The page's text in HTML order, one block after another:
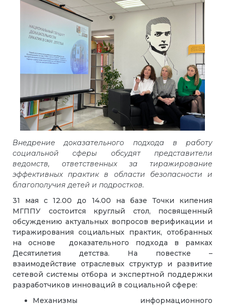
Внедрение доказательного подхода в работу
социальной сферы обсудят представители
ведомств, ответственных за тиражирование
эффективных практик в области безопасности и
благополучия детей и подростков.
31 мая с 12.00 до 14.00 на базе Точки кипения
МГППУ состоится круглый стол, посвященный
обсуждению актуальных вопросов верификации и
тиражирования социальных практик, отобранных
на основе доказательного подхода в рамках
Десятилетия детства. На повестке –
взаимодействие отраслевых структур и развитие
сетевой системы отбора и экспертной поддержки
разработчиков инноваций в социальной сфере:
Механизмы информационного